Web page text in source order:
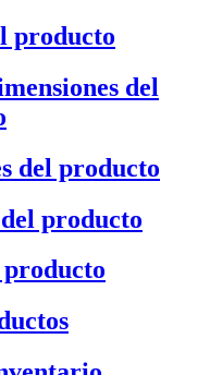
producto
del
del producto
producto